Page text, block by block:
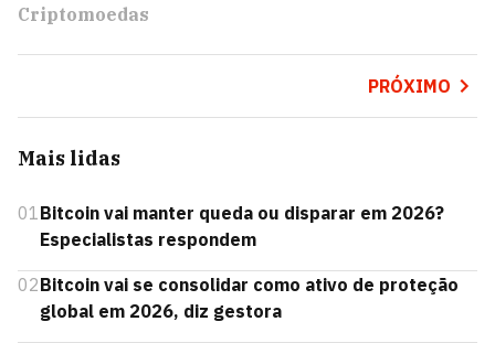
Criptomoedas
PRÓXIMO
Mais lidas
01Bitcoin vai manter queda ou disparar em 2026?
Especialistas respondem
02Bitcoin vai se consolidar como ativo de proteção
global em 2026, diz gestora